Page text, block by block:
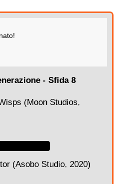
- Sfida 8
(Moon Studios,
(Asobo Studio, 2020)